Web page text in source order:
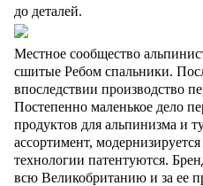
до деталей.
Местное сообщество
сшитые Ребом спальники.
впоследствии производство
Постепенно маленькое дело
продуктов для альпинизма и
ассортимент,
технологии патентуются.
всю Великобританию и за ее